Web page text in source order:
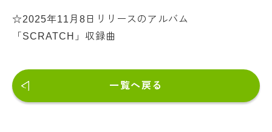
☆2025年11月8日リリースのアルバム
「SCRATCH」収録曲
一覧へ戻る